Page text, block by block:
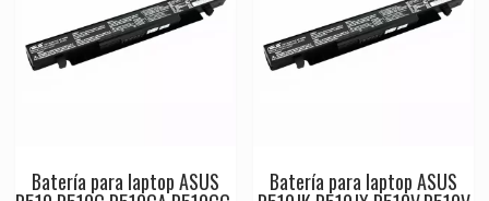
Batería para laptop ASUS Batería para laptop ASUS